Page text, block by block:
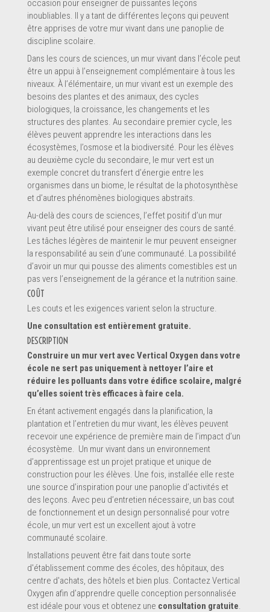
Message *
En soumettant ce formulaire, vous envoyez un message
directement au pourvoyeur de service de ce profil. Les informations
soumises sont complètes et permettront au pourvoyeur de
comprendre votre demande.
SOUMETTRE LE FORMULAIRE
occasion pour enseigner de puissantes leçons
inoubliables. Il y a tant de différentes leçons qui peuvent
être apprises de votre mur vivant dans une panoplie de
discipline scolaire.
Dans les cours de sciences, un mur vivant dans l’école peut
être un appui à l’enseignement complémentaire à tous les
niveaux. À l’élémentaire, un mur vivant est un exemple des
besoins des plantes et des animaux, des cycles
biologiques, la croissance, les changements et les
structures des plantes. Au secondaire premier cycle, les
élèves peuvent apprendre les interactions dans les
écosystèmes, l’osmose et la biodiversité. Pour les élèves
au deuxième cycle du secondaire, le mur vert est un
exemple concret du transfert d’énergie entre les
organismes dans un biome, le résultat de la photosynthèse
et d’autres phénomènes biologiques abstraits.
Au-delà des cours de sciences, l’effet positif d’un mur
vivant peut être utilisé pour enseigner des cours de santé.
Les tâches légères de maintenir le mur peuvent enseigner
la responsabilité au sein d’une communauté. La possibilité
d’avoir un mur qui pousse des aliments comestibles est un
pas vers l’enseignement de la gérance et la nutrition saine.
COÛT
Les couts et les exigences varient selon la structure.
Une consultation est entièrement gratuite.
DESCRIPTION
Construire un mur vert avec Vertical Oxygen dans votre
école ne sert pas uniquement à nettoyer l’aire et
réduire les polluants dans votre édifice scolaire, malgré
qu’elles soient très efficaces à faire cela.
En étant activement engagés dans la planification, la
plantation et l’entretien du mur vivant, les élèves peuvent
recevoir une expérience de première main de l’impact d’un
écosystème. Un mur vivant dans un environnement
d’apprentissage est un projet pratique et unique de
construction pour les élèves. Une fois, installée elle reste
une source d’inspiration pour une panoplie d’activités et
des leçons. Avec peu d’entretien nécessaire, un bas cout
de fonctionnement et un design personnalisé pour votre
école, un mur vert est un excellent ajout à votre
communauté scolaire.
Installations peuvent être fait dans toute sorte
d'établissement comme des écoles, des hôpitaux, des
centre d'achats, des hôtels et bien plus. Contactez Vertical
Oxygen afin d’apprendre quelle conception personnalisée
est idéale pour vous et obtenez une consultation gratuite.